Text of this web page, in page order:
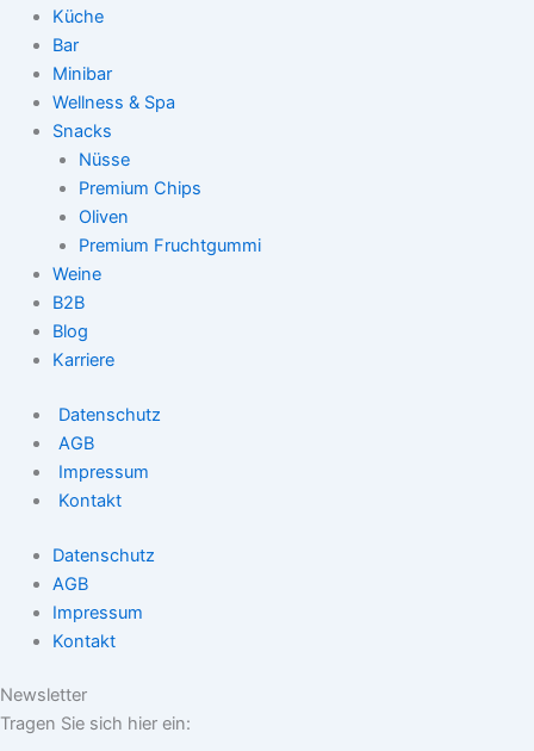
Küche
Bar
Minibar
Wellness & Spa
Snacks
Nüsse
Premium Chips
Oliven
Premium Fruchtgummi
Weine
B2B
Blog
Karriere
Datenschutz
AGB
Impressum
Kontakt
Datenschutz
AGB
Impressum
Kontakt
Newsletter
Tragen Sie sich hier ein: